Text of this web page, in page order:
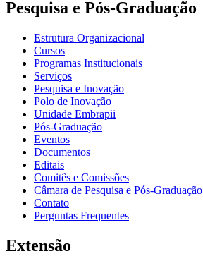
Pesquisa e Pós-Graduação
Estrutura Organizacional
Cursos
Programas Institucionais
Serviços
Pesquisa e Inovação
Polo de Inovação
Unidade Embrapii
Pós-Graduação
Eventos
Documentos
Editais
Comitês e Comissões
Câmara de Pesquisa e Pós-Graduação
Contato
Perguntas Frequentes
Extensão